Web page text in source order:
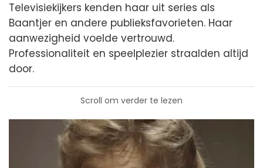
Televisiekijkers kenden haar uit series als
Baantjer en andere publieksfavorieten. Haar
aanwezigheid voelde vertrouwd.
Professionaliteit en speelplezier straalden altijd
door.
Scroll om verder te lezen